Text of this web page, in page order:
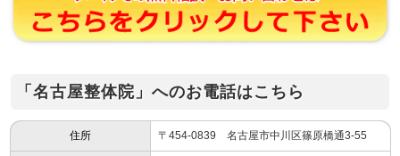
「名古屋整体院」へのお電話はこちら
住所 〒454-0839 名古屋市中川区篠原橋通3-55